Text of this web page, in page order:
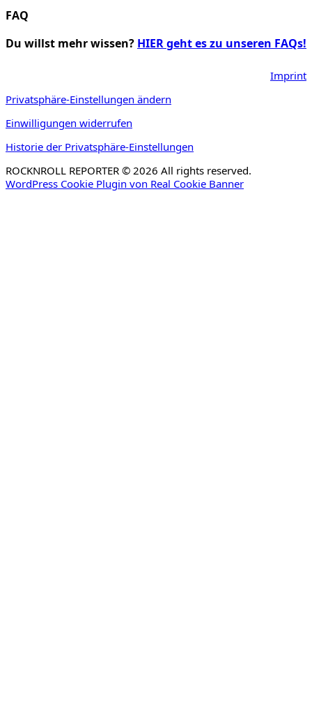
FAQ
Du willst mehr wissen? HIER geht es zu unseren FAQs!
Imprint
Privatsphäre-Einstellungen ändern
Einwilligungen widerrufen
Historie der Privatsphäre-Einstellungen
ROCKNROLL REPORTER © 2026 All rights reserved.
WordPress Cookie Plugin von Real Cookie Banner